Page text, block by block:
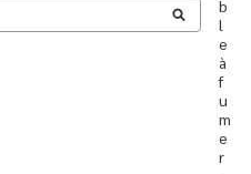
b
l
e
à
f
u
m
e
r